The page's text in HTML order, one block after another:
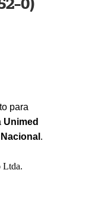
para
Unimed
.
Ltda.